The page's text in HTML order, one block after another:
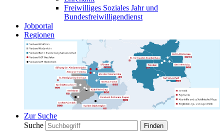
Freiwilliges Soziales Jahr und
Bundesfreiwilligendienst
Jobportal
Regionen
Zur Suche
Suche